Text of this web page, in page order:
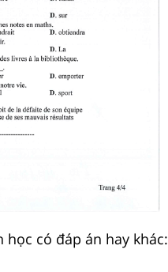
có đáp án hay khác: